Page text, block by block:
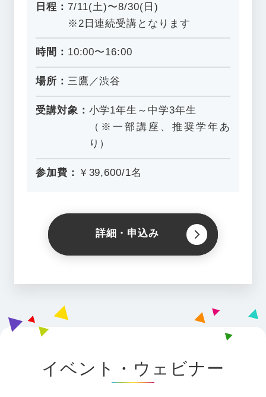
日程： 7/11(土)〜8/30(日)
※2日連続受講となります
時間： 10:00〜16:00
場所： 三鷹／渋谷
受講対象： 小学1年生～中学3年生
（※一部講座、推奨学年あ
り）
参加費： ￥39,600/1名
詳細・申込み
イベント・ウェビナー